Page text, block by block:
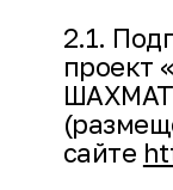
2.1.
проект
сайте